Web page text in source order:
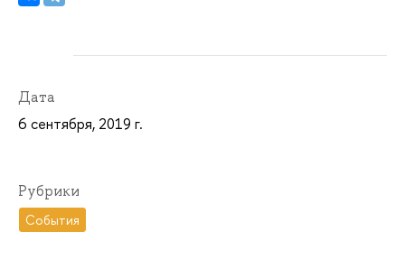
Дата
6 сентября, 2019 г.
Рубрики
События